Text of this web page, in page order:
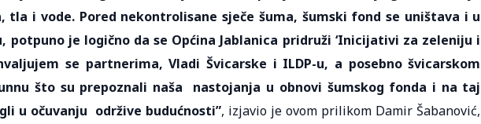
tla i vode. Pored nekontrolisane sječe šuma, šumski fond se uništava i u
potpuno je logično da se Općina Jablanica pridruži ‘Inicijativi za zeleniju i
se partnerima, Vladi Švicarske i ILDP-u, a posebno švicarskom
što su prepoznali naša nastojanja u obnovi šumskog fonda i na taj
u očuvanju održive budućnosti”, izjavio je ovom prilikom Damir Šabanović,